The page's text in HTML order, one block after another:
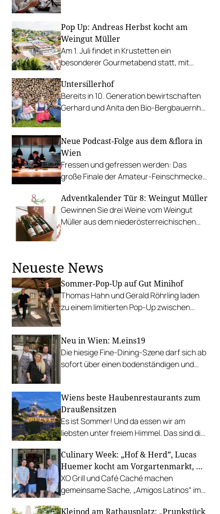
Pop Up: Andreas Herbst kocht am
Weingut Müller
Am 1. Juli findet in Krustetten ein
besonderer Gourmetabend statt, mit
Herbst und den Weinen der Familie Müller.
Untersillerhof
Bereits in 10. Generation bewirtschaften
Gerhard und Anita den Bio-Bergbauernhof
Neue Podcast-Folge aus dem &flora in
Wien
Fressen und gefressen werden: Das
große Finale der Amateur-Feinschmecker
Adventkalender Tür 8: Weingut Müller
Gewinnen Sie drei Weine vom Weingut
Müller aus dem niederösterreichischen
Neueste News
Sommer-Pop-Up auf Gut Minihof
Thomas Hahn und Gerald Röhrling laden
zu einem limitierten Pop-Up zwischen
Neu in Wien: M.eins19
Die hiesige Fine-Dining-Szene darf sich ab
sofort über einen bodenständigen und
Wiens beste Haubenrestaurants zum
Draußensitzen
Es ist Sommer! Und da essen wir am
liebsten unter freiem Himmel. Das sind die
Gastgarten.
Culinary Week: „Hof & Herd”, Lucas
Huemer kocht am Vorgartenmarkt, …
XO Grill und Café Caché machen
gemeinsame Sache, „Amigos Latinos“ im
Kleinod am Rathausplatz: „Prunkstück